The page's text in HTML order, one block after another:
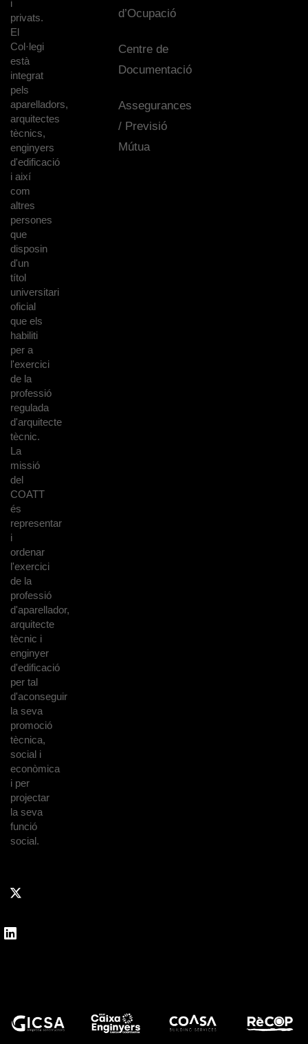
i
privats.
El
Col·legi
està
integrat
pels
aparelladors,
arquitectes
tècnics,
enginyers
d'edificació
i així
com
altres
persones
que
disposin
d'un
títol
universitari
oficial
que els
habiliti
per a
l'exercici
de la
professió
regulada
d'arquitecte
tècnic.
La
missió
del
COATT
és
representar
i
ordenar
l'exercici
de la
professió
d'aparellador,
arquitecte
tècnic i
enginyer
d'edificació
per tal
d'aconseguir
la seva
promoció
tècnica,
social i
econòmica
i per
projectar
la seva
funció
social.
d’Ocupació
Centre de
Documentació
Assegurances
/ Previsió
Mútua